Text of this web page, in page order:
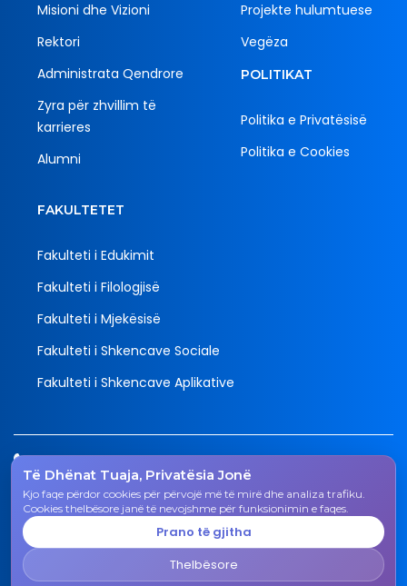
Të Dhënat Tuaja, Privatësia Jonë
Kjo faqe përdor cookies për përvojë më të mirë dhe analiza trafiku.
Cookies thelbësore janë të nevojshme për funksionimin e faqes.
Prano të gjitha
Thelbësore
Misioni dhe Vizioni
Rektori
Administrata Qendrore
Zyra për zhvillim të
karrieres
Alumni
Projekte hulumtuese
Vegëza
POLITIKAT
Politika e Privatësisë
Politika e Cookies
FAKULTETET
Fakulteti i Edukimit
Fakulteti i Filologjisë
Fakulteti i Mjekësisë
Fakulteti i Shkencave Sociale
Fakulteti i Shkencave Aplikative
038 200 20 831
Email
rektorati@uni-gjk.org
Rektorati - Rr. "Ismail Qemali", n.n., 50 000 Gjakovë,
Republika e Kosovës